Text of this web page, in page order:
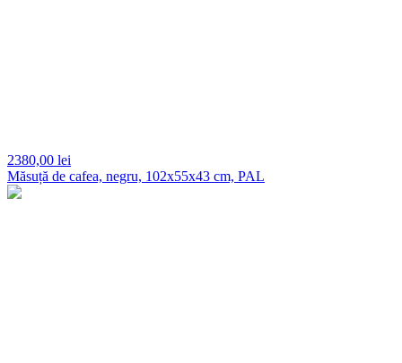
2380,00 lei
Măsuță de cafea, negru, 102x55x43 cm, PAL